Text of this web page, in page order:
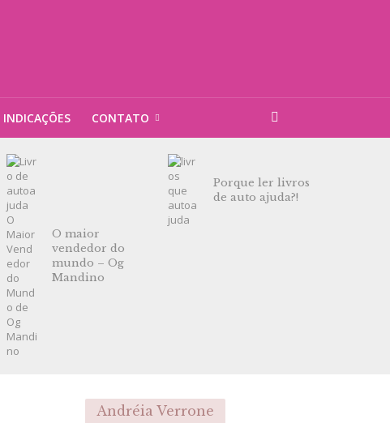
INDICAÇÕES CONTATO
O maior
vendedor do
mundo – Og
Mandino
Porque ler livros
de auto ajuda?!
Andréia Verrone